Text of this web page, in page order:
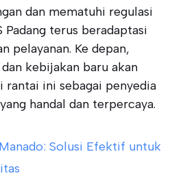
dan mematuhi regulasi
Padang terus beradaptasi
pelayanan. Ke depan,
kebijakan baru akan
rantai ini sebagai penyedia
handal dan terpercaya.
Solusi Efektif untuk